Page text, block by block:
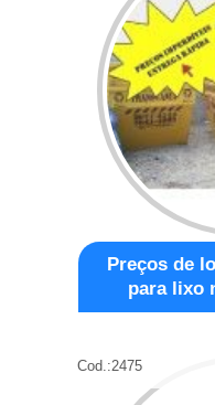
Preços de
para lixo
Cod.:2475